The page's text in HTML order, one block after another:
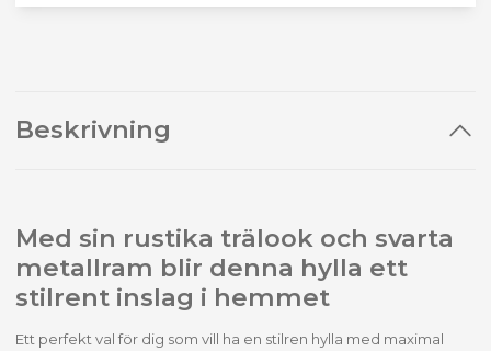
Beskrivning
Med sin rustika trälook och svarta
metallram blir denna hylla ett
stilrent inslag i hemmet
Ett perfekt val för dig som vill ha en stilren hylla med maximal